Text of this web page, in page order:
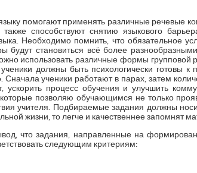
помогают применять различные речевые
способствуют снятию языкового
Необходимо помнить, что обязательное
будут становиться всё более
использовать различные формы групповой
должны быть психологически готовы
ученики работают в парах, затем
ускорить процесс обучения и улучшить
позволяю обучающимся не только
учителя. Подбираемые задания должны
жизни, то легче и качественнее запомнят
что задания, направленные на
следующим критериям: